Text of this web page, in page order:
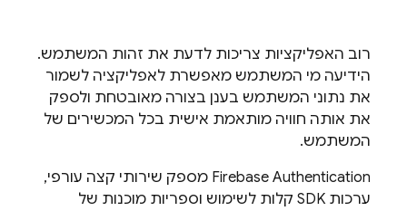
רוב האפליקציות צריכות לדעת את זהות המשתמש.
הידיעה מי המשתמש מאפשרת לאפליקציה לשמור
את נתוני המשתמש בענן בצורה מאובטחת ולספק
את אותה חוויה מותאמת אישית בכל המכשירים של
המשתמש.
Firebase Authenticationמספק שירותי קצה עורפי,
ערכות SDK קלות לשימוש וספריות מוכנות של